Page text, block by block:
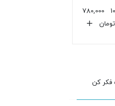
780,000
تومان
فکر کن